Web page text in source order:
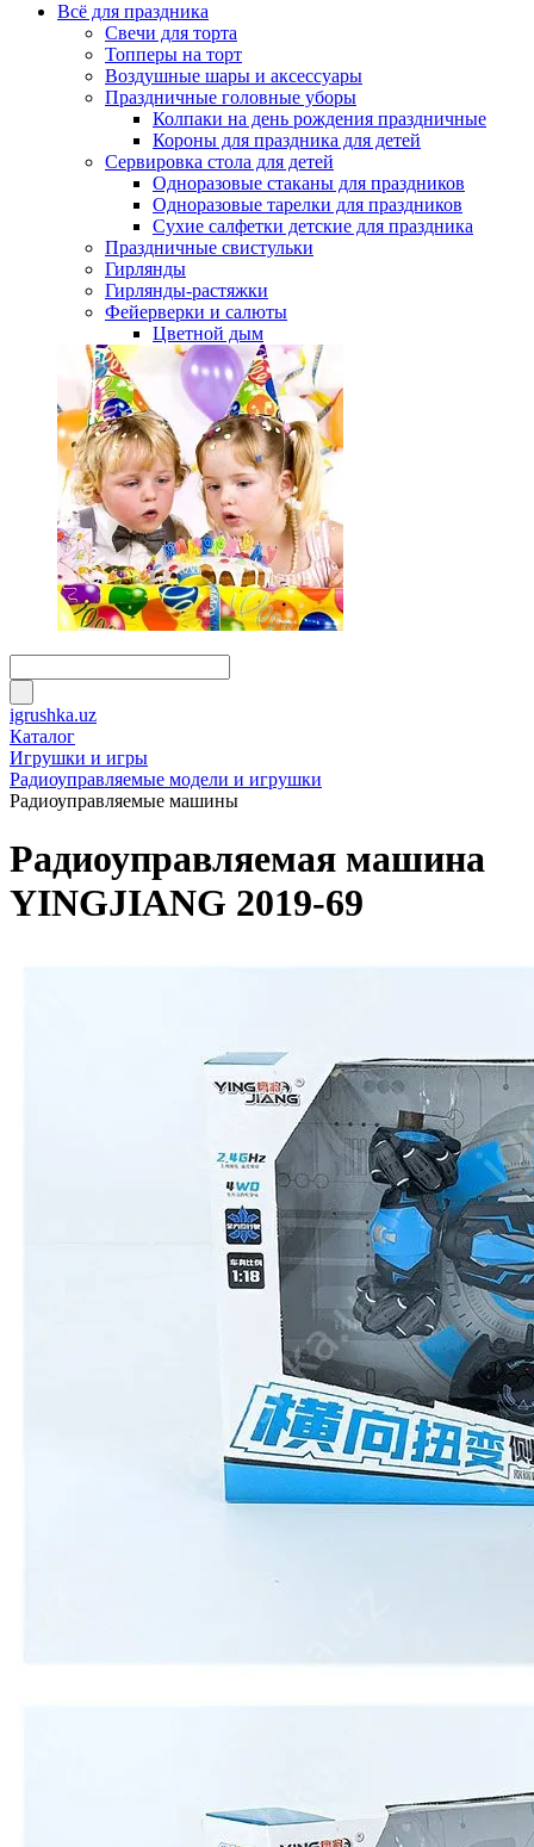
Всё для праздника
Свечи для торта
Топперы на торт
Воздушные шары и аксессуары
Праздничные головные уборы
Колпаки на день рождения праздничные
Короны для праздника для детей
Сервировка стола для детей
Одноразовые стаканы для праздников
Одноразовые тарелки для праздников
Сухие салфетки детские для праздника
Праздничные свистульки
Гирлянды
Гирлянды-растяжки
Фейерверки и салюты
Цветной дым
igrushka.uz
Каталог
Игрушки и игры
Радиоуправляемые модели и игрушки
Радиоуправляемые машины
Радиоуправляемая машина
YINGJIANG 2019-69